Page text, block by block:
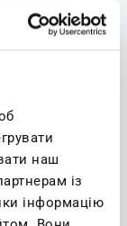
наш
із
інформацію